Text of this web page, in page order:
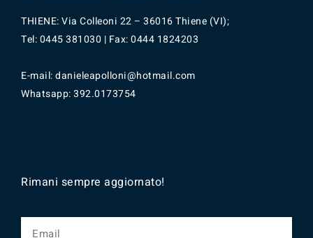
THIENE: Via Colleoni 22 – 36016 Thiene (VI);
Tel: 0445 381030 | Fax: 0444 1824203
E-mail: danieleapolloni@hotmail.com
Whatsapp:392.0173754
Rimani sempre aggiornato!